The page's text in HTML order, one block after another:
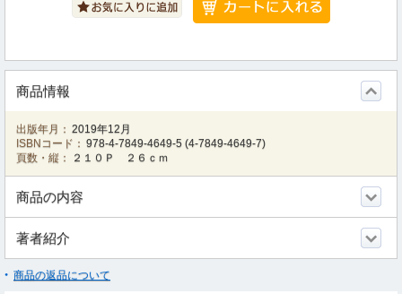
商品情報
出版年月： 2019年12月
ISBNコード： 978-4-7849-4649-5 (4-7849-4649-7)
頁数・縦：
２１０Ｐ ２６ｃｍ
商品の内容
著者紹介
商品の返品について